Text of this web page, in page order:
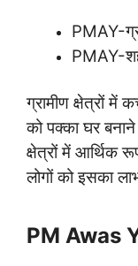
PMAY-
PMAY-
ग्रामीण क्षेत्रों में
को पक्का घर बनाने
क्षेत्रों में आर्थिक
लोगों को इसका
PM Awas